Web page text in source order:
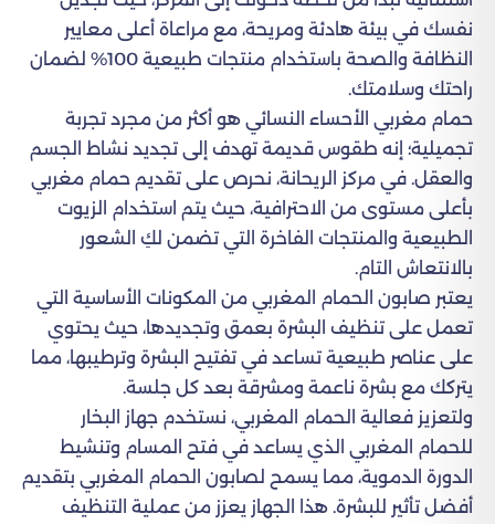
نفسك في بيئة هادئة ومريحة، مع مراعاة أعلى معايير
النظافة والصحة باستخدام منتجات طبيعية 100% لضمان
راحتك وسلامتك.
حمام مغربي الأحساء النسائي هو أكثر من مجرد تجربة
تجميلية؛ إنه طقوس قديمة تهدف إلى تجديد نشاط الجسم
والعقل. في مركز الريحانة، نحرص على تقديم حمام مغربي
بأعلى مستوى من الاحترافية، حيث يتم استخدام الزيوت
الطبيعية والمنتجات الفاخرة التي تضمن لكِ الشعور
بالانتعاش التام.
يعتبر صابون الحمام المغربي من المكونات الأساسية التي
تعمل على تنظيف البشرة بعمق وتجديدها، حيث يحتوي
على عناصر طبيعية تساعد في تفتيح البشرة وترطيبها، مما
يتركك مع بشرة ناعمة ومشرقة بعد كل جلسة.
ولتعزيز فعالية الحمام المغربي، نستخدم جهاز البخار
للحمام المغربي الذي يساعد في فتح المسام وتنشيط
الدورة الدموية، مما يسمح لصابون الحمام المغربي بتقديم
أفضل تأثير للبشرة. هذا الجهاز يعزز من عملية التنظيف